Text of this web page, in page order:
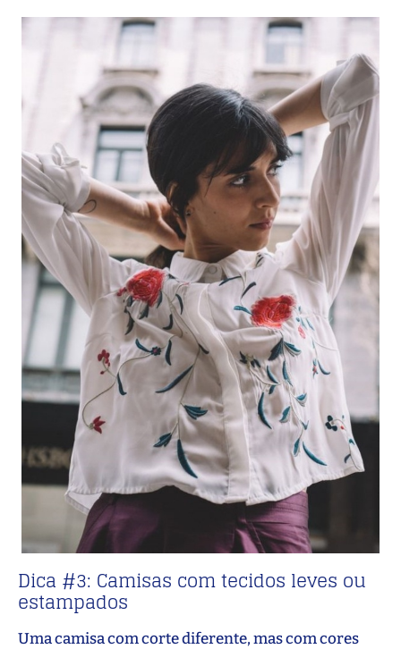
Dica #3: Camisas com tecidos leves ou
estampados
Uma camisa com corte diferente, mas com cores